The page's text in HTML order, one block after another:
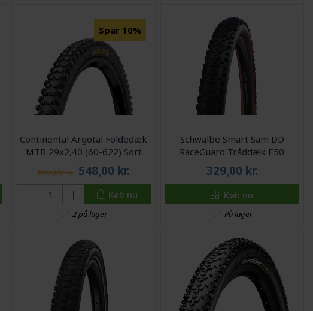
Spar 10%
Continental Argotal Foldedæk
MTB 29x2,40 (60-622) Sort
609,00 kr. 548,00 kr.
Køb nu
2 på lager
Schwalbe Smart Sam DD
RaceGuard Tråddæk E50
Bronze
329,00 kr.
Køb nu
På lager